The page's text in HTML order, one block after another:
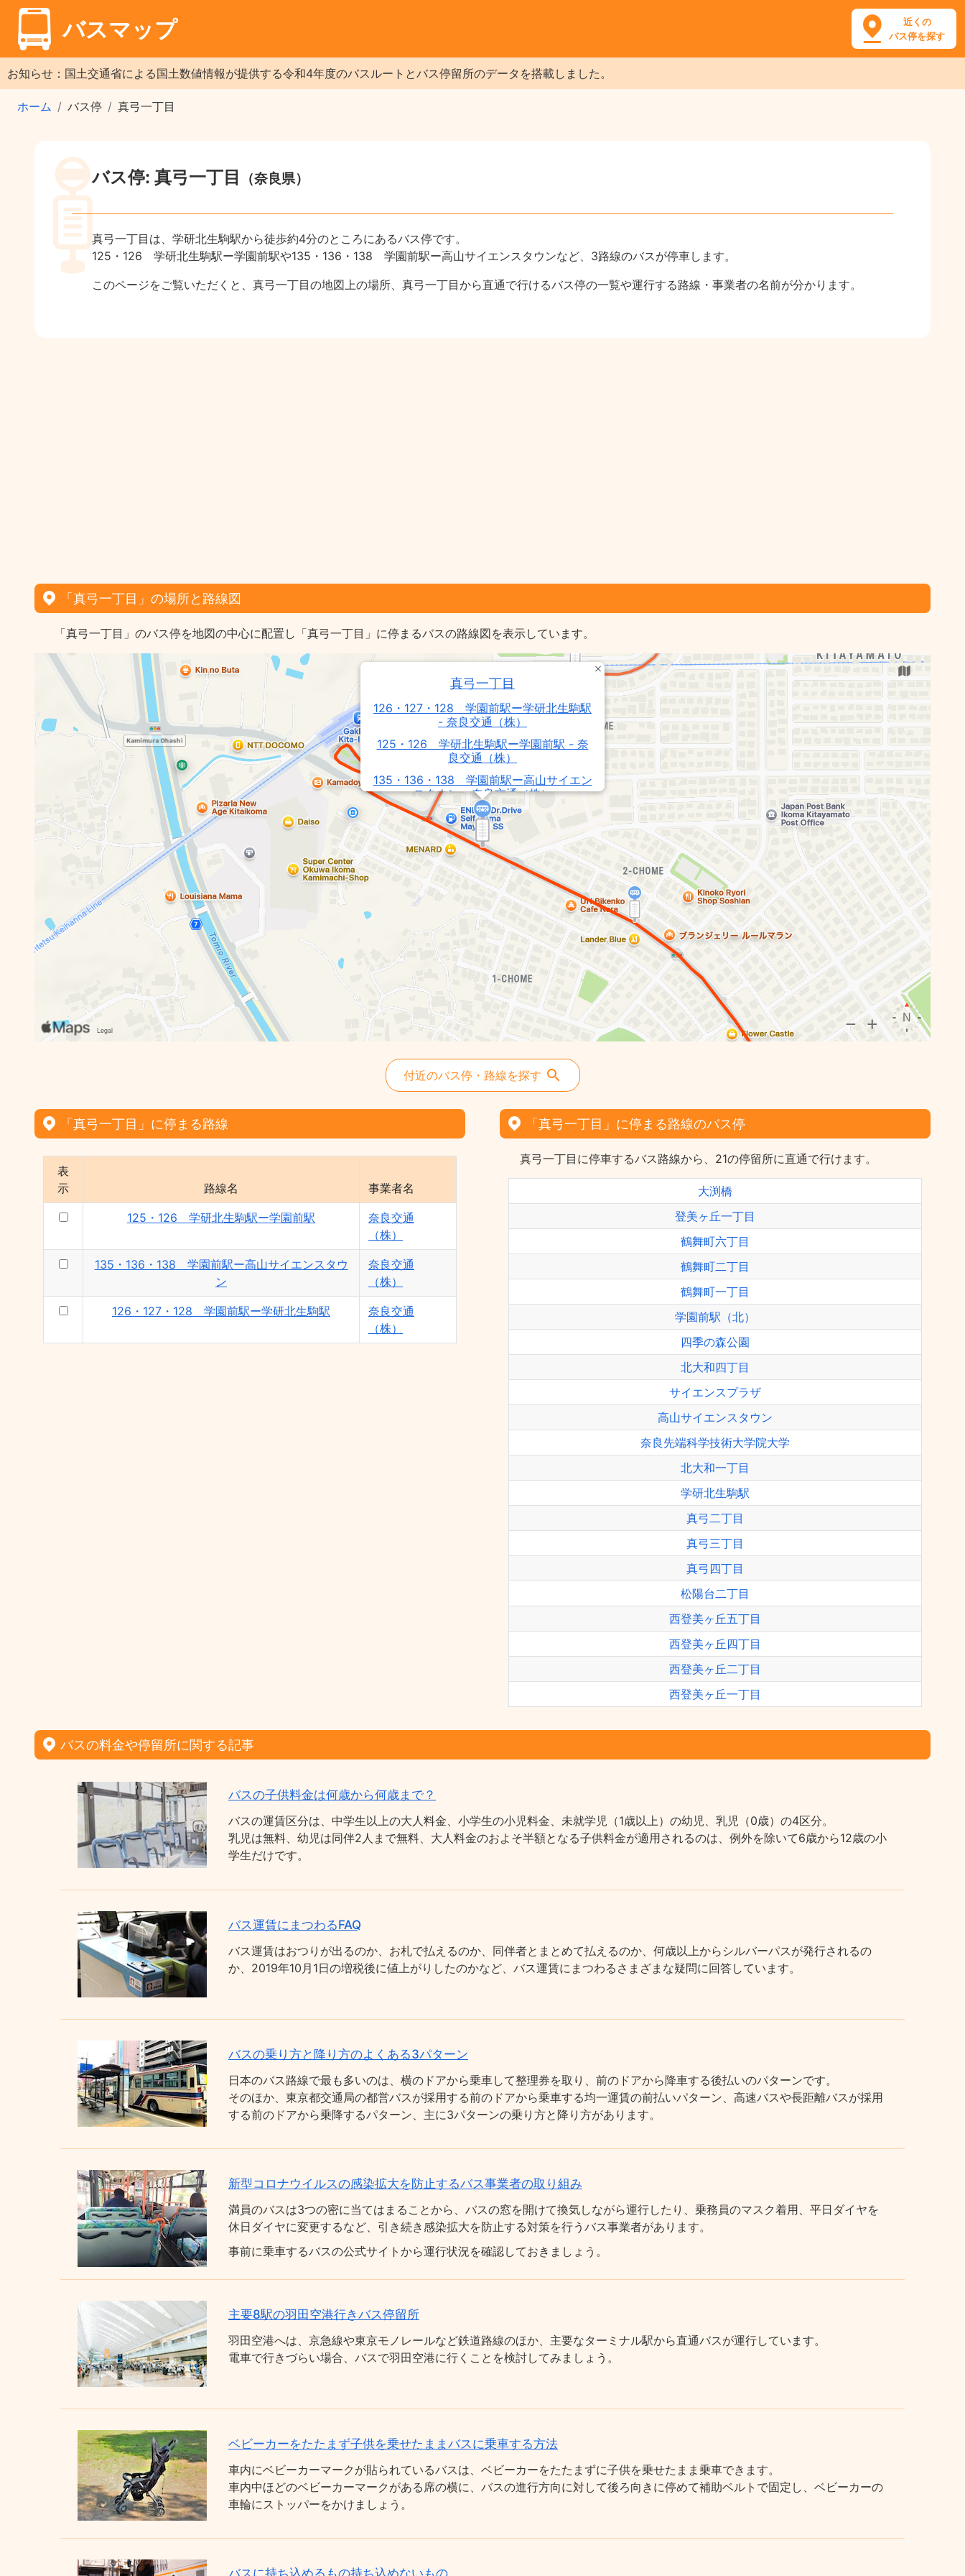
バスマップ
近くの
バス停を探す
お知らせ：国土交通省による国土数値情報が提供する令和4年度のバスルートとバス停留所のデータを搭載しました。
ホーム バス停 真弓一丁目
バス停: 真弓一丁目 （奈良県）
真弓一丁目は、学研北生駒駅から徒歩約4分のところにあるバス停です。
125・126 学研北生駒駅ー学園前駅や135・136・138 学園前駅ー高山サイエンスタウンなど、3路線のバスが停車します。
このページをご覧いただくと、真弓一丁目の地図上の場所、真弓一丁目から直通で行けるバス停の一覧や運行する路線・事業者の名前が分かります。
「真弓一丁目」の場所と路線図
「真弓一丁目」のバス停を地図の中心に配置し「真弓一丁目」に停まるバスの路線図を表示しています。
真弓一丁目
126・127・128 学園前駅ー学研北生駒駅
- 奈良交通（株）
125・126 学研北生駒駅ー学園前駅 - 奈
良交通（株）
135・136・138 学園前駅ー高山サイエン
スタウン - 奈良交通（株）
付近のバス停・路線を探す
「真弓一丁目」に停まる路線
表
示
路線名 事業者名
125・126 学研北生駒駅ー学園前駅
奈良交通
（株）
135・136・138 学園前駅ー高山サイエンスタウ
ン
奈良交通
（株）
126・127・128 学園前駅ー学研北生駒駅
奈良交通
（株）
「真弓一丁目」に停まる路線のバス停
真弓一丁目に停車するバス路線から、21の停留所に直通で行けます。
大渕橋
登美ヶ丘一丁目
鶴舞町六丁目
鶴舞町二丁目
鶴舞町一丁目
学園前駅（北）
四季の森公園
北大和四丁目
サイエンスプラザ
高山サイエンスタウン
奈良先端科学技術大学院大学
北大和一丁目
学研北生駒駅
真弓二丁目
真弓三丁目
真弓四丁目
松陽台二丁目
西登美ヶ丘五丁目
西登美ヶ丘四丁目
西登美ヶ丘二丁目
西登美ヶ丘一丁目
バスの料金や停留所に関する記事
バスの子供料金は何歳から何歳まで？
バスの運賃区分は、中学生以上の大人料金、小学生の小児料金、未就学児（1歳以上）の幼児、乳児（0歳）の4区分。
乳児は無料、幼児は同伴2人まで無料、大人料金のおよそ半額となる子供料金が適用されるのは、例外を除いて6歳から12歳の小
学生だけです。
バス運賃にまつわるFAQ
バス運賃はおつりが出るのか、お札で払えるのか、同伴者とまとめて払えるのか、何歳以上からシルバーパスが発行されるの
か、2019年10月1日の増税後に値上がりしたのかなど、バス運賃にまつわるさまざまな疑問に回答しています。
バスの乗り方と降り方のよくある3パターン
日本のバス路線で最も多いのは、横のドアから乗車して整理券を取り、前のドアから降車する後払いのパターンです。
そのほか、東京都交通局の都営バスが採用する前のドアから乗車する均一運賃の前払いパターン、高速バスや長距離バスが採用
する前のドアから乗降するパターン、主に3パターンの乗り方と降り方があります。
新型コロナウイルスの感染拡大を防止するバス事業者の取り組み
満員のバスは3つの密に当てはまることから、バスの窓を開けて換気しながら運行したり、乗務員のマスク着用、平日ダイヤを
休日ダイヤに変更するなど、引き続き感染拡大を防止する対策を行うバス事業者があります。
事前に乗車するバスの公式サイトから運行状況を確認しておきましょう。
主要8駅の羽田空港行きバス停留所
羽田空港へは、京急線や東京モノレールなど鉄道路線のほか、主要なターミナル駅から直通バスが運行しています。
電車で行きづらい場合、バスで羽田空港に行くことを検討してみましょう。
ベビーカーをたたまず子供を乗せたままバスに乗車する方法
車内にベビーカーマークが貼られているバスは、ベビーカーをたたまずに子供を乗せたまま乗車できます。
車内中ほどのベビーカーマークがある席の横に、バスの進行方向に対して後ろ向きに停めて補助ベルトで固定し、ベビーカーの
車輪にストッパーをかけましょう。
バスに持ち込めるもの持ち込めないもの